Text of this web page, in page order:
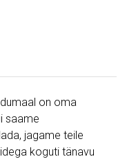
on oma
saame
jagame teile
koguti tänavu